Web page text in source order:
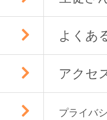
よくあ
アクセ
プライバ